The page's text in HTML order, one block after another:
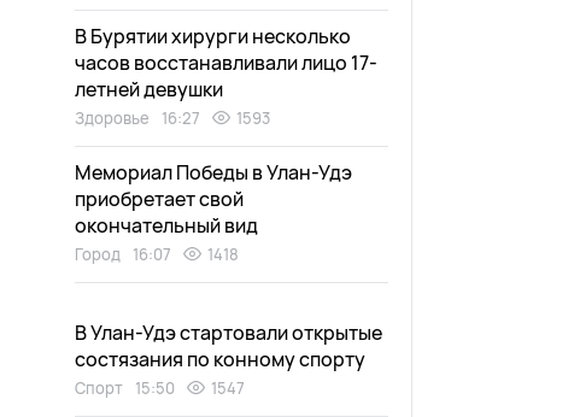
В Бурятии хирурги несколько
часов восстанавливали лицо 17-
летней девушки
Здоровье 16:27 1593
Мемориал Победы в Улан-Удэ
приобретает свой
окончательный вид
Город 16:07 1418
В Улан-Удэ стартовали открытые
состязания по конному спорту
Спорт 15:50 1547